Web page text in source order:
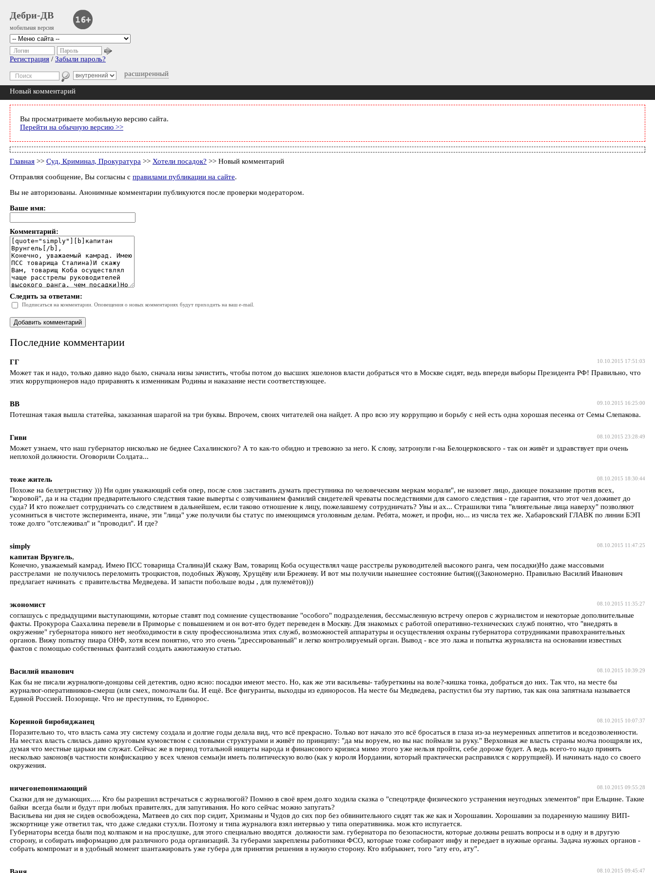
Дебри-ДВ
мобильная версия
расширенный
Логин Пароль
Регистрация / Забыли пароль?
Новый комментарий
Вы просматриваете мобильную версию сайта.
Перейти на обычную версию >>
Главная >> Суд, Криминал, Прокуратура >> Хотели посадок? >> Новый комментарий
Отправляя сообщение, Вы согласны с правилами публикации на сайте.
Вы не авторизованы. Анонимные комментарии публикуются после проверки модератором.
Ваше имя:
Комментарий:
Следить за ответами:
Подписаться на комментарии. Оповещения о новых комментариях будут приходить на ваш e-mail.
Последние комментарии
10.10.2015 17:51:03
ГГ
Может так и надо, только давно надо было, сначала низы зачистить, чтобы потом до высших эшелонов власти добраться что в Москве сидят, ведь впереди выборы Президента РФ! Правильно, что
этих коррупционеров надо приравнять к изменникам Родины и наказание нести соответствующее.
09.10.2015 16:25:00
ВВ
Потешная такая вышла статейка, заказанная шарагой на три буквы. Впрочем, своих читателей она найдет. А про всю эту коррупцию и борьбу с ней есть одна хорошая песенка от Семы Слепакова.
08.10.2015 23:28:49
Гиви
Может узнаем, что наш губернатор нисколько не беднее Сахалинского? А то как-то обидно и тревожно за него. К слову, затронули г-на Белоцерковского - так он живёт и здравствует при очень
неплохой должности. Оговорили Солдата...
08.10.2015 18:30:44
тоже житель
Похоже на беллетристику ))) Ни один уважающий себя опер, после слов :заставить думать преступника по человеческим меркам морали", не назовет лицо, дающее показание против всех,
"коровой", да и на стадии предварительного следствия такие выверты с озвучиванием фамилий свидетелей чреваты последствиями для самого следствия - где гарантия, что этот чел доживет до
суда? И кто пожелает сотрудничать со следствием в дальнейшем, если таково отношение к лицу, пожелавшему сотрудничать? Увы и ах... Страшилки типа "влиятельные лица наверху" позволяют
усомниться в чистоте эксперимента, иначе, эти "лица" уже получили бы статус по имеющимся уголовным делам. Ребята, может, и профи, но... из числа тех же. Хабаровский ГЛАВК по линии БЭП
тоже долго "отслеживал" и "проводил". И где?
08.10.2015 11:47:25
simply
капитан Врунгель,
Конечно, уважаемый камрад. Имею ПСС товарища Сталина)И скажу Вам, товарищ Коба осуществлял чаще расстрелы руководителей высокого ранга, чем посадки)Но даже массовыми
расстрелами не получилось переломить троцкистов, подобных Жукову, Хрущёву или Брежневу. И вот мы получили нынешнее состояние бытия(((Закономерно. Правильно Василий Иванович
предлагает начинать с правительства Медведева. И запасти побольше воды , для пулемётов)))
08.10.2015 11:35:27
экономист
соглашусь с предыдущими выступающими, которые ставят под сомнение существование "особого" подразделения, бессмысленную встречу оперов с журналистом и некоторые дополнительные
факты. Прокурора Саахалина перевели в Приморье с повышением и он вот-вто будет переведен в Москву. Для знакомых с работой оперативно-технических служб понятно, что "внедрять в
окружение" губернатора никого нет необходимости в силу профессионализма этих служб, возможностей аппаратуры и осуществления охраны губернатора сотрудниками правохранительных
органов. Вижу попытку пиара ОНФ, хотя всем понятно, что это очень "дрессированный" и легко контролируемый орган. Вывод - все это лажа и попытка журналиста на основании известных
фактов с помощью собственных фантазий создать ажиотажную статью.
08.10.2015 10:39:29
Василий иванович
Как бы не писали журналюги-донцовы сей детектив, одно ясно: посадки имеют место. Но, как же эти васильевы- табуреткины на воле?-кишка тонка, добраться до них. Так что, на месте бы
журналюг-оперативников-смерш (или смех, помолчали бы. И ещё. Все фигуранты, выходцы из единоросов. На месте бы Медведева, распустил бы эту партию, так как она запятнала называется
Единой Россией. Позорище. Что не преступник, то Единорос.
08.10.2015 10:07:37
Коренной биробиджанец
Поразительно то, что власть сама эту систему создала и долгие годы делала вид, что всё прекрасно. Только вот начало это всё бросаться в глаза из-за неумеренных аппетитов и вседозволенности.
На местах власть слилась давно круговым кумовством с силовыми структурами и живёт по принципу: "да мы воруем, но вы нас поймали за руку." Верховная же власть страны молча поощряли их,
думая что местные царьки им служат. Сейчас же в период тотальной нищеты народа и финансового кризиса мимо этого уже нельзя пройти, себе дороже будет. А ведь всего-то надо принять
несколько законов(в частности конфискацию у всех членов семьи)и иметь политическую волю (как у короля Иордании, который практически расправился с коррупцией). И начинать надо со своего
окружения.
08.10.2015 09:55:28
ничегонепонимающий
Сказки для не думающих..... Кто бы разрешил встречаться с журналюгой? Помню в своё врем долго ходила сказка о "спецотряде физического устранения неугодных элементов" при Ельцине. Такие
байки всегда были и будут при любых правителях, для запугивания. Но кого сейчас можно запугать?
Васильева ни дня не сидев освобождена, Матвеев до сих пор сидит, Хризманы и Чудов до сих пор без обвинительного сидят так же как и Хорошавин. Хорошавин за подаренную машину ВИП-
экскортнице уже ответил так, что даже следаки стухли. Поэтому и типа журналюга взял интервью у типа оперативника. мож кто испугается.
Губернаторы всегда были под колпаком и на прослушке, для этого специально вводятся должности зам. губернатора по безопасности, которые должны решать вопросы и в одну и в другую
сторону, и собирать информацию для различного рода организаций. За губерами закреплены работники ФСО, которые тоже собирают инфу и передает в нужные органы. Задача нужных органов -
собрать компромат и в удобный момент шантажировать уже губера для принятия решения в нужную сторону. Кто взбрыкнет, того "ату его, ату".
08.10.2015 09:45:47
Ваня